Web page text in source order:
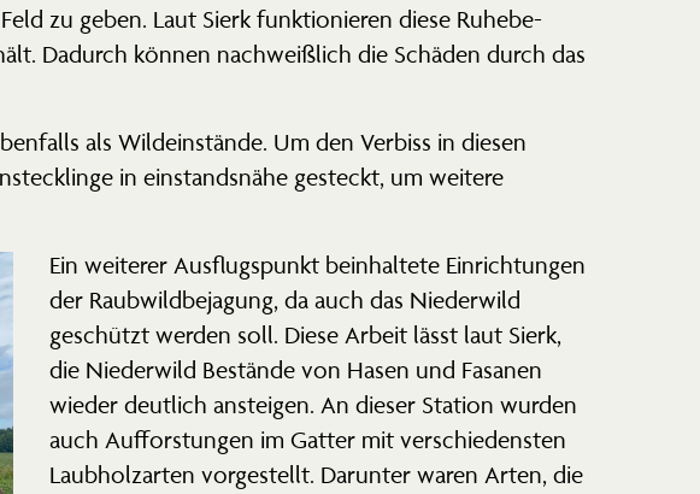
zu geben. Laut Sierk funktio­nieren diese Ruhebe­
Dadurch können nachweißlich die Schäden durch das
als Wildein­stände. Um den Verbiss in diesen
in einstandsnähe gesteckt, um weitere
Ein weiterer Ausflugs­punkt beinhaltete Einrich­tungen
der Raubwild­be­jagung, da auch das Niederwild
geschützt werden soll. Diese Arbeit lässt laut Sierk,
die Niederwild Bestände von Hasen und Fasanen
wieder deutlich ansteigen. An dieser Station wurden
auch Auffors­tungen im Gatter mit verschie­densten
Laubholz­arten vorge­stellt. Darunter waren Arten, die